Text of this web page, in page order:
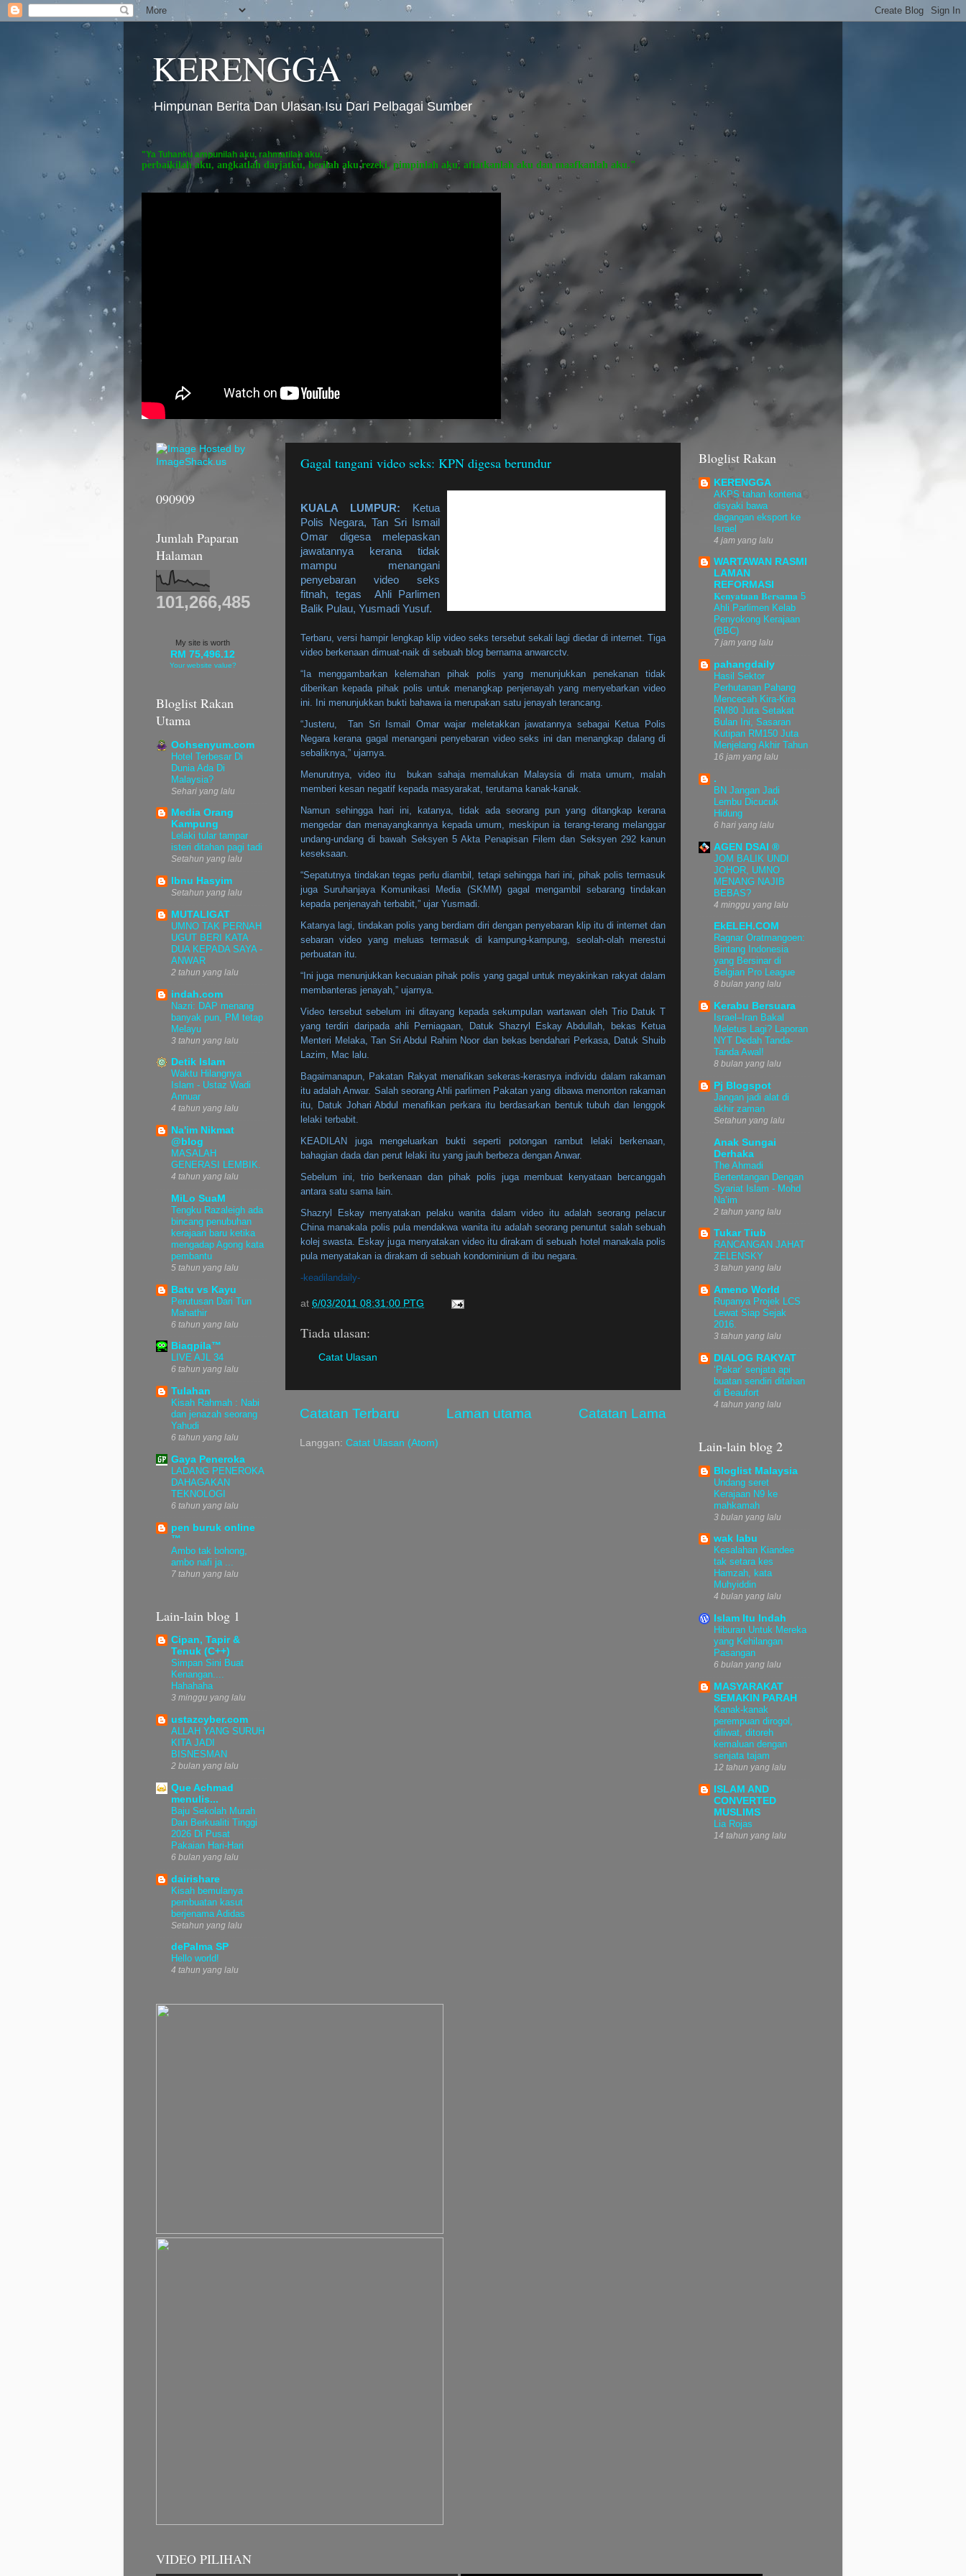
KERENGGA
Himpunan Berita Dan Ulasan Isu Dari Pelbagai Sumber
"Ya Tuhanku ampunilah aku, rahmatilah aku,
perbaikilah aku, angkatlah darjatku, berilah aku rezeki, pimpinlah aku, afiatkanlah aku dan maafkanlah aku."
Gagal tangani video seks: KPN digesa berundur
KUALA LUMPUR: Ketua
Polis Negara, Tan Sri Ismail
Omar digesa melepaskan
jawatannya kerana tidak
mampu menangani
penyebaran video seks
fitnah, tegas Ahli Parlimen
Balik Pulau, Yusmadi Yusuf.
Terbaru, versi hampir lengkap klip video seks tersebut sekali lagi diedar di internet. Tiga
video berkenaan dimuat-naik di sebuah blog bernama anwarcctv.
“Ia menggambarkan kelemahan pihak polis yang menunjukkan penekanan tidak
diberikan kepada pihak polis untuk menangkap penjenayah yang menyebarkan video
ini. Ini menunjukkan bukti bahawa ia merupakan satu jenayah terancang.
“Justeru, Tan Sri Ismail Omar wajar meletakkan jawatannya sebagai Ketua Polis
Negara kerana gagal menangani penyebaran video seks ini dan menangkap dalang di
sebaliknya,” ujarnya.
Menurutnya, video itu bukan sahaja memalukan Malaysia di mata umum, malah
memberi kesan negatif kepada masyarakat, terutama kanak-kanak.
Namun sehingga hari ini, katanya, tidak ada seorang pun yang ditangkap kerana
mengedar dan menayangkannya kepada umum, meskipun ia terang-terang melanggar
undang-undang di bawah Seksyen 5 Akta Penapisan Filem dan Seksyen 292 kanun
keseksaan.
“Sepatutnya tindakan tegas perlu diambil, tetapi sehingga hari ini, pihak polis termasuk
juga Suruhanjaya Komunikasi Media (SKMM) gagal mengambil sebarang tindakan
kepada penjenayah terbabit,” ujar Yusmadi.
Katanya lagi, tindakan polis yang berdiam diri dengan penyebaran klip itu di internet dan
sebaran video yang meluas termasuk di kampung-kampung, seolah-olah merestui
perbuatan itu.
“Ini juga menunjukkan kecuaian pihak polis yang gagal untuk meyakinkan rakyat dalam
membanteras jenayah,” ujarnya.
Video tersebut sebelum ini ditayang kepada sekumpulan wartawan oleh Trio Datuk T
yang terdiri daripada ahli Perniagaan, Datuk Shazryl Eskay Abdullah, bekas Ketua
Menteri Melaka, Tan Sri Abdul Rahim Noor dan bekas bendahari Perkasa, Datuk Shuib
Lazim, Mac lalu.
Bagaimanapun, Pakatan Rakyat menafikan sekeras-kerasnya individu dalam rakaman
itu adalah Anwar. Salah seorang Ahli parlimen Pakatan yang dibawa menonton rakaman
itu, Datuk Johari Abdul menafikan perkara itu berdasarkan bentuk tubuh dan lenggok
lelaki terbabit.
KEADILAN juga mengeluarkan bukti seperti potongan rambut lelaki berkenaan,
bahagian dada dan perut lelaki itu yang jauh berbeza dengan Anwar.
Sebelum ini, trio berkenaan dan pihak polis juga membuat kenyataan bercanggah
antara satu sama lain.
Shazryl Eskay menyatakan pelaku wanita dalam video itu adalah seorang pelacur
China manakala polis pula mendakwa wanita itu adalah seorang penuntut salah sebuah
kolej swasta. Eskay juga menyatakan video itu dirakam di sebuah hotel manakala polis
pula menyatakan ia dirakam di sebuah kondominium di ibu negara.
-keadilandaily-
at 6/03/2011 08:31:00 PTG
Tiada ulasan:
Catat Ulasan
Catatan Terbaru Catatan Lama
Laman utama
Langgan: Catat Ulasan (Atom)
090909
Jumlah Paparan
Halaman
101,266,485
My site is worth
RM 75,496.12
Your website value?
Bloglist Rakan
Utama
Oohsenyum.com
Hotel Terbesar Di
Dunia Ada Di
Malaysia?
Sehari yang lalu
Media Orang
Kampung
Lelaki tular tampar
isteri ditahan pagi tadi
Setahun yang lalu
Ibnu Hasyim
Setahun yang lalu
MUTALIGAT
UMNO TAK PERNAH
UGUT BERI KATA
DUA KEPADA SAYA -
ANWAR
2 tahun yang lalu
indah.com
Nazri: DAP menang
banyak pun, PM tetap
Melayu
3 tahun yang lalu
Detik Islam
Waktu Hilangnya
Islam - Ustaz Wadi
Annuar
4 tahun yang lalu
Na'im Nikmat
@blog
MASALAH
GENERASI LEMBIK.
4 tahun yang lalu
MiLo SuaM
Tengku Razaleigh ada
bincang penubuhan
kerajaan baru ketika
mengadap Agong kata
pembantu
5 tahun yang lalu
Batu vs Kayu
Perutusan Dari Tun
Mahathir
6 tahun yang lalu
Biaqpila™
LIVE AJL 34
6 tahun yang lalu
Tulahan
Kisah Rahmah : Nabi
dan jenazah seorang
Yahudi
6 tahun yang lalu
Gaya Peneroka
LADANG PENEROKA
DAHAGAKAN
TEKNOLOGI
6 tahun yang lalu
pen buruk online
™
Ambo tak bohong,
ambo nafi ja ...
7 tahun yang lalu
Lain-lain blog 1
Cipan, Tapir &
Tenuk (C++)
Simpan Sini Buat
Kenangan....
Hahahaha
3 minggu yang lalu
ustazcyber.com
ALLAH YANG SURUH
KITA JADI
BISNESMAN
2 bulan yang lalu
Que Achmad
menulis...
Baju Sekolah Murah
Dan Berkualiti Tinggi
2026 Di Pusat
Pakaian Hari-Hari
6 bulan yang lalu
dairishare
Kisah bemulanya
pembuatan kasut
berjenama Adidas
Setahun yang lalu
dePalma SP
Hello world!
4 tahun yang lalu
Bloglist Rakan
KERENGGA
AKPS tahan kontena
disyaki bawa
dagangan eksport ke
Israel
4 jam yang lalu
WARTAWAN RASMI
LAMAN
REFORMASI
𝐊𝐞𝐧𝐲𝐚𝐭𝐚𝐚𝐧 𝐁𝐞𝐫𝐬𝐚𝐦𝐚 5
Ahli Parlimen Kelab
Penyokong Kerajaan
(BBC)
7 jam yang lalu
pahangdaily
Hasil Sektor
Perhutanan Pahang
Mencecah Kira-Kira
RM80 Juta Setakat
Bulan Ini, Sasaran
Kutipan RM150 Juta
Menjelang Akhir Tahun
16 jam yang lalu
.
BN Jangan Jadi
Lembu Dicucuk
Hidung
6 hari yang lalu
AGEN DSAI ®
JOM BALIK UNDI
JOHOR, UMNO
MENANG NAJIB
BEBAS?
4 minggu yang lalu
EkELEH.COM
Ragnar Oratmangoen:
Bintang Indonesia
yang Bersinar di
Belgian Pro League
8 bulan yang lalu
Kerabu Bersuara
Israel–Iran Bakal
Meletus Lagi? Laporan
NYT Dedah Tanda-
Tanda Awal!
8 bulan yang lalu
Pj Blogspot
Jangan jadi alat di
akhir zaman
Setahun yang lalu
Anak Sungai
Derhaka
The Ahmadi
Bertentangan Dengan
Syariat Islam - Mohd
Na’im
2 tahun yang lalu
Tukar Tiub
RANCANGAN JAHAT
ZELENSKY
3 tahun yang lalu
Ameno World
Rupanya Projek LCS
Lewat Siap Sejak
2016.
3 tahun yang lalu
DIALOG RAKYAT
‘Pakar’ senjata api
buatan sendiri ditahan
di Beaufort
4 tahun yang lalu
Lain-lain blog 2
Bloglist Malaysia
Undang seret
Kerajaan N9 ke
mahkamah
3 bulan yang lalu
wak labu
Kesalahan Kiandee
tak setara kes
Hamzah, kata
Muhyiddin
4 bulan yang lalu
Islam Itu Indah
Hiburan Untuk Mereka
yang Kehilangan
Pasangan
6 bulan yang lalu
MASYARAKAT
SEMAKIN PARAH
Kanak-kanak
perempuan dirogol,
diliwat, ditoreh
kemaluan dengan
senjata tajam
12 tahun yang lalu
ISLAM AND
CONVERTED
MUSLIMS
Lia Rojas
14 tahun yang lalu
VIDEO PILIHAN